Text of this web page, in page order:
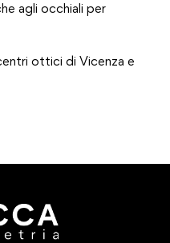
agli occhiali per
ottici di Vicenza e